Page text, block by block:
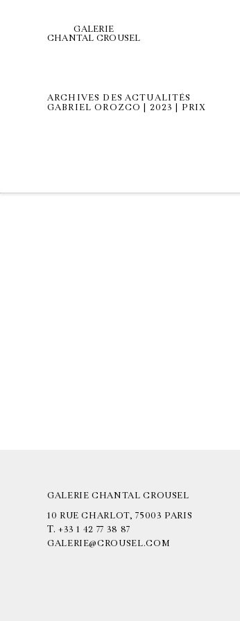
GALERIE
CHANTAL CROUSEL
ARCHIVES DES ACTUALITÉS
GABRIEL OROZCO | 2023 | PRIX
GALERIE CHANTAL CROUSEL
10 RUE CHARLOT, 75003 PARIS
T. +33 1 42 77 38 87
GALERIE@CROUSEL.COM